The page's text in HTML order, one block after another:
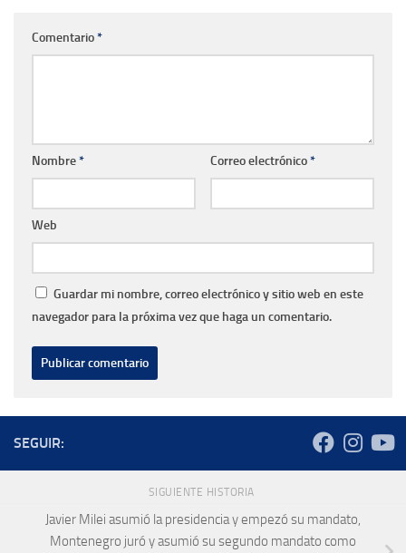
Comentario*
Nombre* Correo electrónico*
Web
Guardar mi nombre, correo electrónico y sitio web en este
navegador para la próxima vez que haga un comentario.
SEGUIR:
SIGUIENTE HISTORIA
Javier Milei asumió la presidencia y empezó su mandato,
Montenegro juró y asumió su segundo mandato como